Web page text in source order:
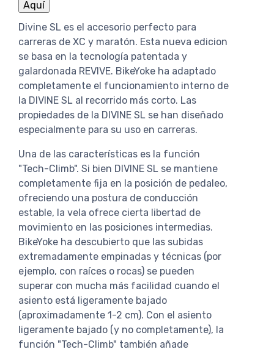
Divine SL es el accesorio perfecto para
carreras de XC y maratón. Esta nueva edicion
se basa en la tecnología patentada y
galardonada REVIVE. BikeYoke ha adaptado
completamente el funcionamiento interno de
la DIVINE SL al recorrido más corto. Las
propiedades de la DIVINE SL se han diseñado
especialmente para su uso en carreras.
Una de las características es la función
"Tech-Climb". Si bien DIVINE SL se mantiene
completamente fija en la posición de pedaleo,
ofreciendo una postura de conducción
estable, la vela ofrece cierta libertad de
movimiento en las posiciones intermedias.
BikeYoke ha descubierto que las subidas
extremadamente empinadas y técnicas (por
ejemplo, con raíces o rocas) se pueden
superar con mucha más facilidad cuando el
asiento está ligeramente bajado
(aproximadamente 1-2 cm). Con el asiento
ligeramente bajado (y no completamente), la
función "Tech-Climb" también añade